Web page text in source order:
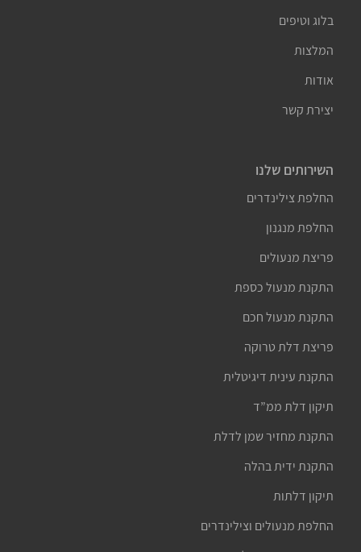
בלוג וטיפים
המלצות
אודות
יצירת קשר
השירותים שלנו
החלפת צילינדרים
החלפת מנגנון
פריצת מנעולים
התקנת מנעול כספת
התקנת מנעול חכם
פריצת דלת טרוקה
התקנת עינית דיגיטלית
תיקון דלת ממ”ד
התקנת מחזיר שמן לדלת
התקנת ידית בהלה
תיקון דלתות
החלפת מנעולים וצילינדרים